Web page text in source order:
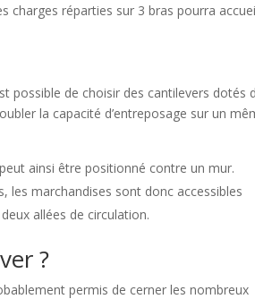
charges réparties sur 3 bras pourra
de choisir des cantilevers dotés
la capacité d’entreposage sur un
ainsi être positionné contre un mur.
les marchandises sont donc accessibles
allées de circulation.
?
permis de cerner les nombreux